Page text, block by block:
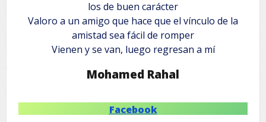
los de buen carácter
Valoro a un amigo que hace que el vínculo de la
amistad sea fácil de romper
Vienen y se van, luego regresan a mí
Mohamed Rahal
Facebook